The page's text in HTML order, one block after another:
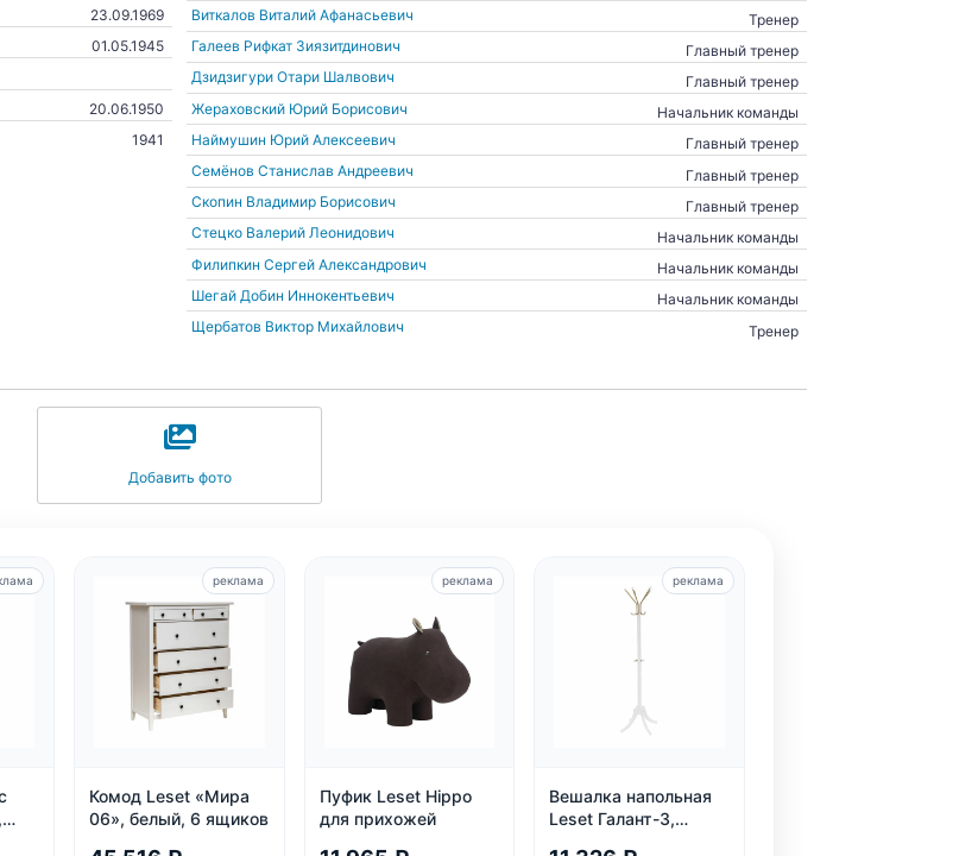
23.09.1969
01.05.1945
20.06.1950
1941
Виткалов Виталий Афанасьевич
Тренер
Галеев Рифкат Зиязитдинович
Главный тренер
Дзидзигури Отари Шалвович
Главный тренер
Жераховский Юрий Борисович
Начальник команды
Наймушин Юрий Алексеевич
Главный тренер
Семёнов Станислав Андреевич
Главный тренер
Скопин Владимир Борисович
Главный тренер
Стецко Валерий Леонидович
Начальник команды
Филипкин Сергей Александрович
Начальник команды
Шегай Добин Иннокентьевич
Начальник команды
Щербатов Виктор Михайлович
Тренер
Добавить фото
Комод Leset «Мира
06», белый, 6 ящиков
реклама
Пуфик Leset Hippo
для прихожей
реклама
Вешалка напольная
Leset Галант-3,
реклама